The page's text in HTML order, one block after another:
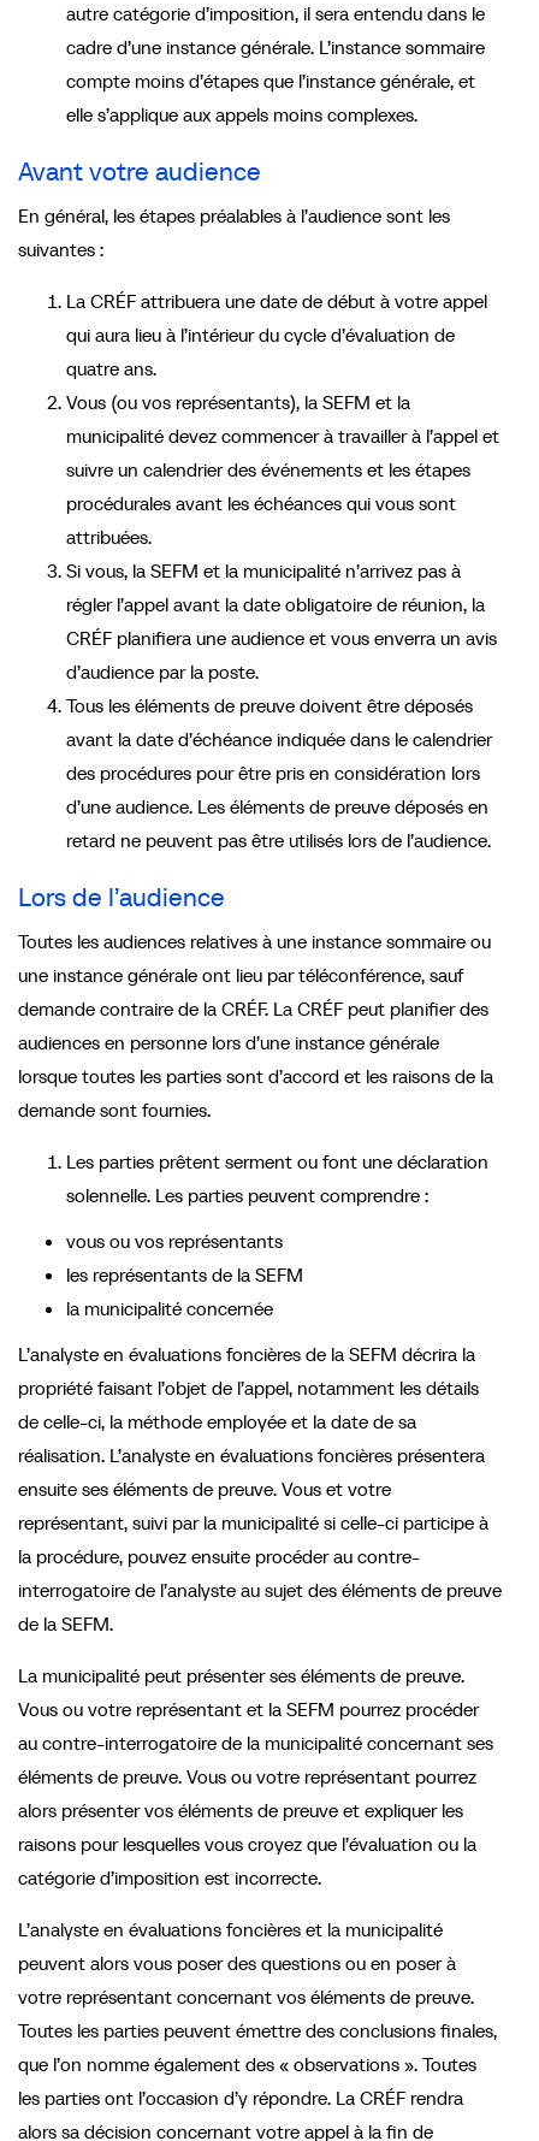
autre catégorie d’imposition, il sera entendu dans le
cadre d’une instance générale. L’instance sommaire
compte moins d’étapes que l’instance générale, et
elle s’applique aux appels moins complexes.
Avant votre audience
En général, les étapes préalables à l’audience sont les
suivantes :
La CRÉF attribuera une date de début à votre appel
qui aura lieu à l’intérieur du cycle d’évaluation de
quatre ans.
Vous (ou vos représentants), la SEFM et la
municipalité devez commencer à travailler à l’appel et
suivre un calendrier des événements et les étapes
procédurales avant les échéances qui vous sont
attribuées.
Si vous, la SEFM et la municipalité n’arrivez pas à
régler l’appel avant la date obligatoire de réunion, la
CRÉF planifiera une audience et vous enverra un avis
d’audience par la poste.
Tous les éléments de preuve doivent être déposés
avant la date d’échéance indiquée dans le calendrier
des procédures pour être pris en considération lors
d’une audience. Les éléments de preuve déposés en
retard ne peuvent pas être utilisés lors de l’audience.
Lors de l’audience
Toutes les audiences relatives à une instance sommaire ou
une instance générale ont lieu par téléconférence, sauf
demande contraire de la CRÉF. La CRÉF peut planifier des
audiences en personne lors d’une instance générale
lorsque toutes les parties sont d’accord et les raisons de la
demande sont fournies.
Les parties prêtent serment ou font une déclaration
solennelle. Les parties peuvent comprendre :
vous ou vos représentants
les représentants de la SEFM
la municipalité concernée
L’analyste en évaluations foncières de la SEFM décrira la
propriété faisant l’objet de l’appel, notamment les détails
de celle-ci, la méthode employée et la date de sa
réalisation. L’analyste en évaluations foncières présentera
ensuite ses éléments de preuve. Vous et votre
représentant, suivi par la municipalité si celle-ci participe à
la procédure, pouvez ensuite procéder au contre-
interrogatoire de l’analyste au sujet des éléments de preuve
de la SEFM.
La municipalité peut présenter ses éléments de preuve.
Vous ou votre représentant et la SEFM pourrez procéder
au contre-interrogatoire de la municipalité concernant ses
éléments de preuve. Vous ou votre représentant pourrez
alors présenter vos éléments de preuve et expliquer les
raisons pour lesquelles vous croyez que l’évaluation ou la
catégorie d’imposition est incorrecte.
L’analyste en évaluations foncières et la municipalité
peuvent alors vous poser des questions ou en poser à
votre représentant concernant vos éléments de preuve.
Toutes les parties peuvent émettre des conclusions finales,
que l’on nomme également des « observations ». Toutes
les parties ont l’occasion d’y répondre. La CRÉF rendra
alors sa décision concernant votre appel à la fin de